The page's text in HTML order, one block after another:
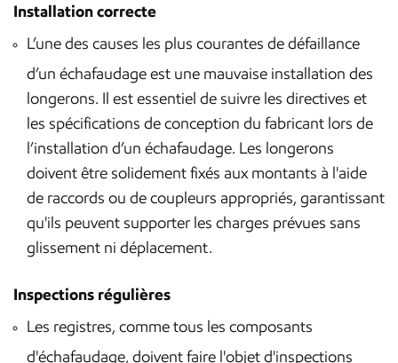
Installation correcte
L’une des causes les plus courantes de défaillance
d’un échafaudage est une mauvaise installation des
longerons. Il est essentiel de suivre les directives et
les spécifications de conception du fabricant lors de
l’installation d’un échafaudage. Les longerons
doivent être solidement fixés aux montants à l'aide
de raccords ou de coupleurs appropriés, garantissant
qu'ils peuvent supporter les charges prévues sans
glissement ni déplacement.
Inspections régulières
Les registres, comme tous les composants
d'échafaudage, doivent faire l'objet d'inspections